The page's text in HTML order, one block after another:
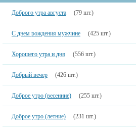
Доброго утра августа (79 шт.)
С днем рождения мужчине (425 шт.)
Хорошего утра и дня (556 шт.)
Добрый вечер (426 шт.)
Доброе утро (весенние) (255 шт.)
Доброе утро (летние) (231 шт.)